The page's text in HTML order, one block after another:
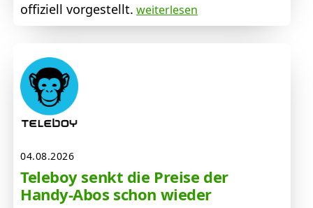
offiziell vorgestellt. weiterlesen
04.08.2026
Teleboy senkt die Preise der
Handy-Abos schon wieder